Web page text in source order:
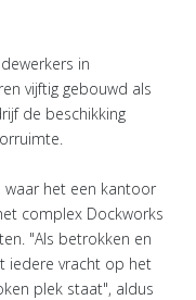
in
vijftig gebouwd als
de beschikking
waar het een kantoor
complex Dockworks
"Als betrokken en
iedere vracht op het
plek staat", aldus